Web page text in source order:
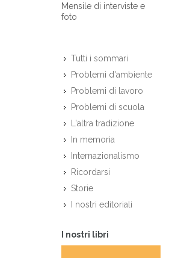
Mensile di interviste e
foto
Tutti i sommari
Problemi d'ambiente
Problemi di lavoro
Problemi di scuola
L'altra tradizione
In memoria
Internazionalismo
Ricordarsi
Storie
I nostri editoriali
I nostri libri